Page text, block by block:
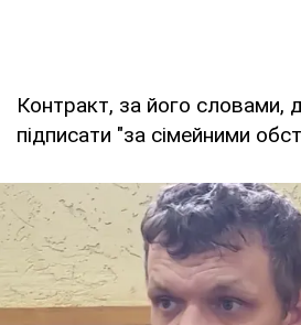
Контракт, за його словами,
підписати "за сімейними